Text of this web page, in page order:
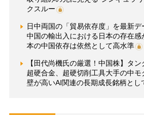
クスルー
日中両国の「貿易依存度」を最新
中国の輸出入における日本の存在感
本の中国依存は依然として高水準
【田代尚機氏の厳選！中国株】タン
超硬合金、超硬切削工具大手の中
壁が高いAI関連の長期成長銘柄とし